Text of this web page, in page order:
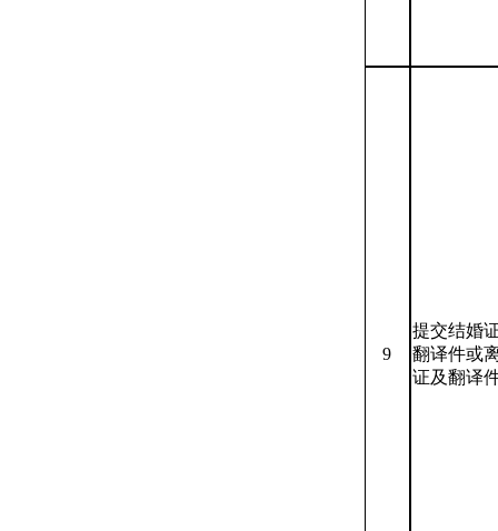
9
提交结婚
翻译件或
证及翻译